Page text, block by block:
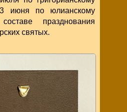
июня по юлианскому
празднования
святых.